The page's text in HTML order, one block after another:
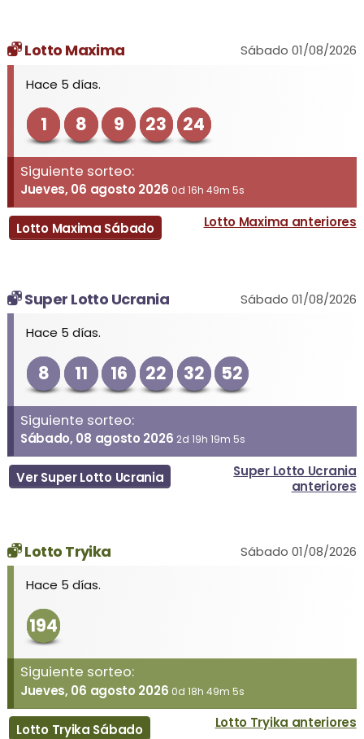
Lotto Maxima
Sábado 01/08/2026
Hace 5 días.
1 8 9 23 24
Siguiente sorteo:
Jueves, 06 agosto 2026 0d 16h 49m 5s
Lotto Maxima Sábado Lotto Maxima anteriores
Super Lotto Ucrania
Sábado 01/08/2026
Hace 5 días.
8 11 16 22 32 52
Siguiente sorteo:
Sábado, 08 agosto 2026 2d 19h 19m 5s
Ver Super Lotto Ucrania
Super Lotto Ucrania
anteriores
Lotto Tryika
Sábado 01/08/2026
Hace 5 días.
194
Siguiente sorteo:
Jueves, 06 agosto 2026 0d 18h 49m 5s
Lotto Tryika Sábado Lotto Tryika anteriores